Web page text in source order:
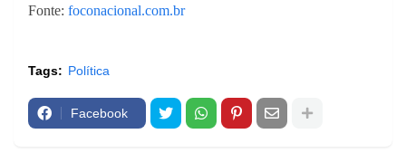
Fonte: foconacional.com.br
Tags: Política
Facebook